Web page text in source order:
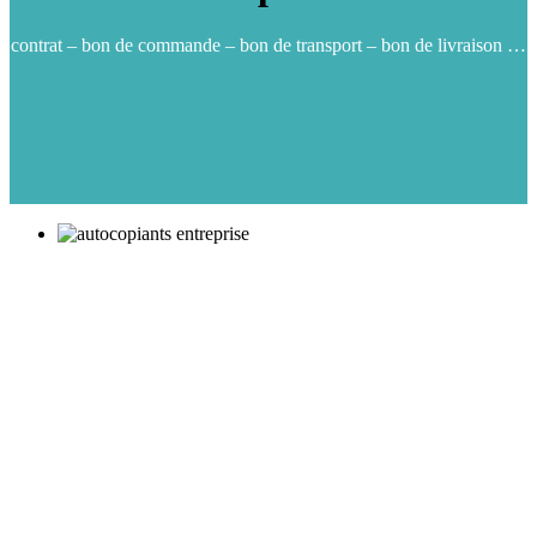
contrat – bon de commande – bon de transport – bon de livraison …